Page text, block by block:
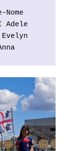
Nome
Adele
Evelyn
Anna